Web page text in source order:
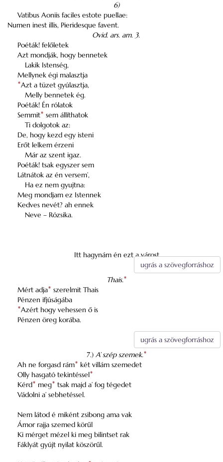
6)
Vatibus Aoniis faciles estote puellae:
Numen inest illis, Pieridesque favent.
Ovid. ars. am. 3.
Poéták! felőletek
Azt mondják, hogy bennetek
Lakik Istenség,
Mellynek égi malasztja
*Azt a tüzet gyúlasztja,
Melly bennetek ég.
Poéták! Én rólatok
Semmit* sem állíthatok
Ti dolgotok az:
De, hogy kezd egy isteni
Erőt lelkem érzeni
Már az szent igaz.
Poéták! tsak egyszer sem
Látnátok az én versem’,
Ha ez nem gyujtna:
Meg mondjam ez Istennek
Kedves nevét? ah ennek
Neve – Rózsika.
Itt hagynám én ezt a várost
ugrás a szövegforráshoz
Thais.*
Mért adja* szerelmit Thais
Pénzen ifjúságába
*Azért hogy vehessen ő is
Pénzen öreg korába.
ugrás a szövegforráshoz
7.) A’ szép szemek.*
Ah ne forgasd rám* két villám szemedet
Olly hasgató tekintéssel*
Kérd* meg* tsak majd a’ fog tégedet
Vádolni a’ sebhetéssel.
Nem látod é miként zsibong ama vak
Ámor rajja szemed körűl
Ki mérget mézel ki meg bilintset rak
Fáklyát gyújt nyilat köszörűl.